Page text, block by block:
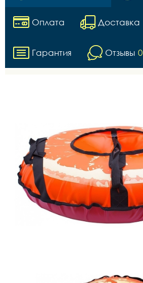
Оплата Доставка
Гарантия Отзывы 0